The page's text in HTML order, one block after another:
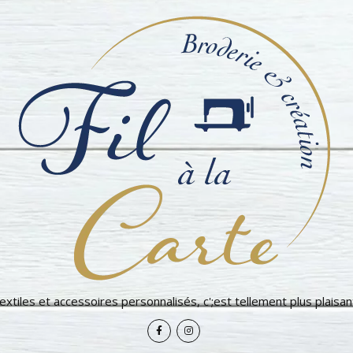
et accessoires personnalisés, c';est tellement plus